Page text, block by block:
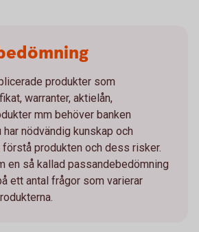
produkter som
warranter, aktielån,
mm behöver banken
nödvändig kunskap och
produkten och dess risker.
en så kallad passandebedömning
ett antal frågor som varierar